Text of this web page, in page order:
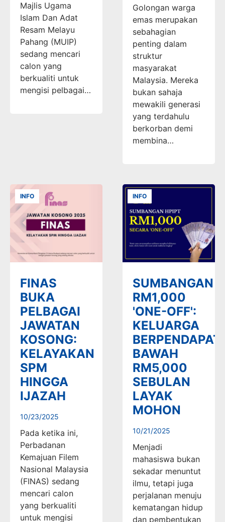
Majlis Ugama
Islam Dan Adat
Resam Melayu
Pahang (MUIP)
sedang mencari
calon yang
berkualiti untuk
mengisi pelbagai…
Golongan warga
emas merupakan
sebahagian
penting dalam
struktur
masyarakat
Malaysia. Mereka
bukan sahaja
mewakili generasi
yang terdahulu
berkorban demi
membina…
INFO
FINAS
BUKA
PELBAGAI
JAWATAN
KOSONG:
KELAYAKAN
SPM
HINGGA
IJAZAH
10/23/2025
Pada ketika ini,
Perbadanan
Kemajuan Filem
Nasional Malaysia
(FINAS) sedang
mencari calon
yang berkualiti
untuk mengisi
INFO
SUMBANGAN
RM1,000
'ONE-OFF':
KELUARGA
BAWAH
RM5,000
SEBULAN
LAYAK
MOHON
10/21/2025
Menjadi
mahasiswa bukan
sekadar menuntut
ilmu, tetapi juga
perjalanan menuju
kematangan hidup
dan pembentukan